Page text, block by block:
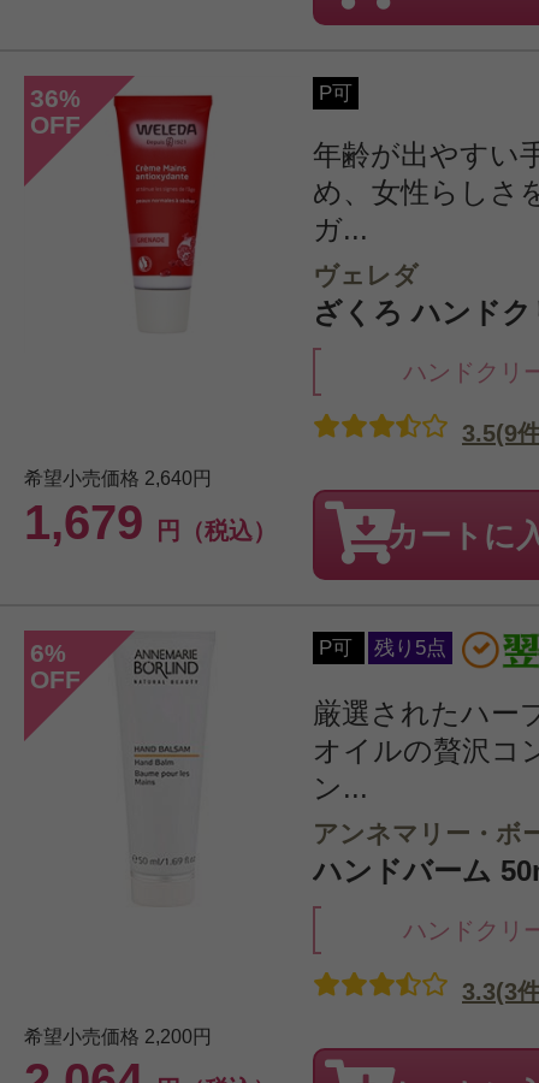
36%
OFF
P可
年齢が出やすい
め、女性らしさ
ガ...
ヴェレダ
ざくろ ハンド
ハンドクリ
希望小売価格 2,640円
1,679 円（税込）
3.5(9
カートに
6%
OFF
P可 残り5点
厳選されたハー
オイルの贅沢コ
ン...
アンネマリー・ボ
ハンドバーム
ハンドクリ
希望小売価格 2,200円
3.3(3